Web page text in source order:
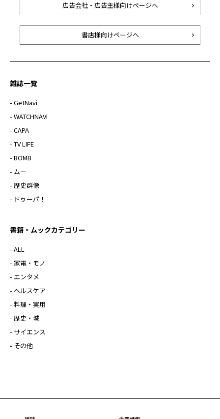
広告会社・広告主様向けページへ
書店様向けページへ
雑誌一覧
- GetNavi
- WATCHNAVI
- CAPA
- TV LIFE
- BOMB
- ムー
- 歴史群像
- ドゥーパ！
書籍・ムックカテゴリー
- ALL
- 家電・モノ
- エンタメ
- ヘルスケア
- 料理・実用
- 歴史・城
- サイエンス
- その他